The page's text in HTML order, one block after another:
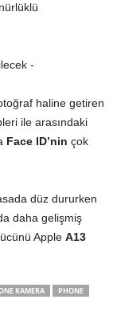
haline getiren
ile arasındaki
Face ID’nin çok
düz dururken
daha gelişmiş
Apple A13
KAMERA PHONE